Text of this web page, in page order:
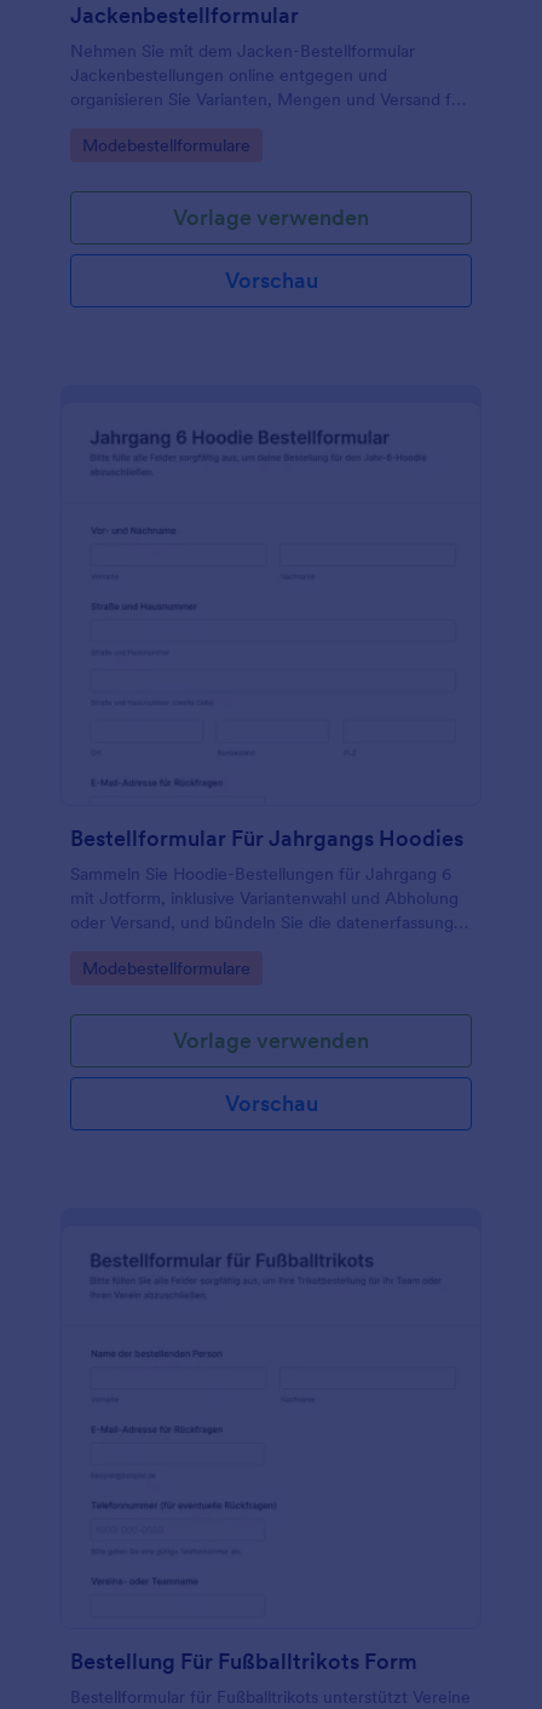
Jackenbestellformular
Nehmen Sie mit dem Jacken-Bestellformular
Jackenbestellungen online entgegen und
organisieren Sie Varianten, Mengen und Versand für
zentralen Jotform-Formularvorlage.
Go to Category:
Modebestellformulare
Vorlage verwenden
Vorschau
Bestellformular Für Jahrgangs Hoodies
Sammeln Sie Hoodie-Bestellungen für Jahrgang 6
mit Jotform, inklusive Variantenwahl und Abholung
oder Versand, und bündeln Sie die datenerfassung in
Schulen und Elternvertretungen.
Go to Category:
Modebestellformulare
Vorlage verwenden
Vorschau
Bestellung Für Fußballtrikots Form
Bestellformular für Fußballtrikots unterstützt Vereine